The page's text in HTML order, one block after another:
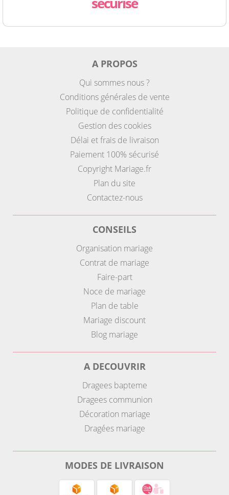
A PROPOS
Qui sommes nous ?
Conditions générales de vente
Politique de confidentialité
Gestion des cookies
Délai et frais de livraison
Paiement 100% sécurisé
Copyright Mariage.fr
Plan du site
Contactez-nous
CONSEILS
Organisation mariage
Contrat de mariage
Faire-part
Noce de mariage
Plan de table
Mariage discount
Blog mariage
A DECOUVRIR
Dragees bapteme
Dragees communion
Décoration mariage
Dragées mariage
MODES DE LIVRAISON